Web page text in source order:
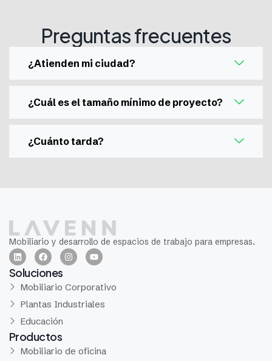
Preguntas frecuentes
¿Atienden mi ciudad?
¿Cuál es el tamaño mínimo de proyecto?
¿Cuánto tarda?
Mobiliario y desarrollo de espacios de trabajo para empresas.
Soluciones
Mobiliario Corporativo
Plantas Industriales
Educación
Productos
Mobiliario de oficina